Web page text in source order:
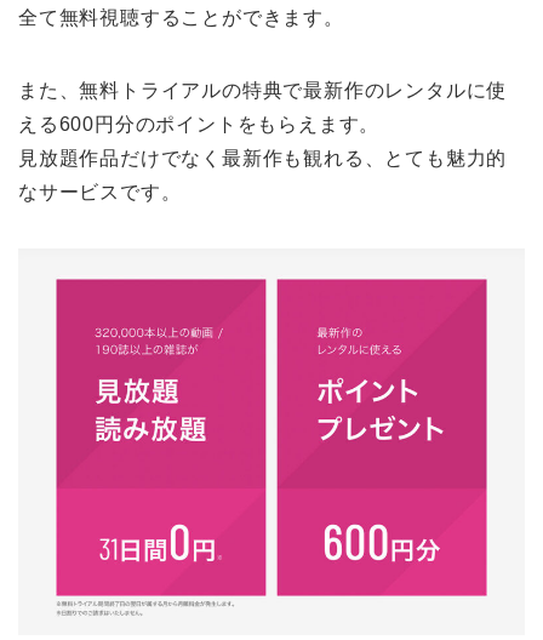
全て無料視聴することができます。
また、無料トライアルの特典で最新作のレンタルに使
える600円分のポイントをもらえます。
見放題作品だけでなく最新作も観れる、とても魅力的
なサービスです。